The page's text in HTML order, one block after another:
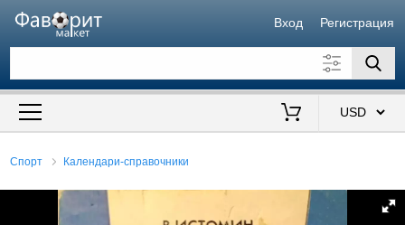
Вход Регистрация
Искать также в описании
Спорт Календари-справочники